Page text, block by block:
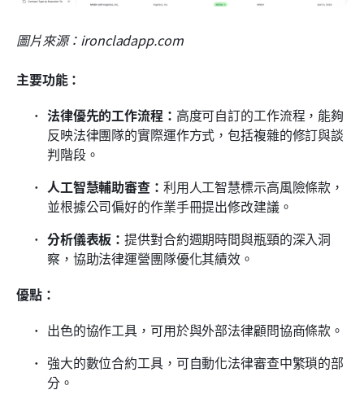
圖片來源：ironcladapp.com
主要功能：
法律優先的工作流程： 高度可自訂的工作流程，能夠
反映法律團隊的實際運作方式，包括複雜的修訂與談
判階段。
人工智慧輔助審查： 利用人工智慧標示高風險條款，
並根據公司偏好的作業手冊提出修改建議。
分析儀表板：提供對合約週期時間與瓶頸的深入洞
察，協助法律運營團隊優化其績效。
優點：
出色的協作工具，可用於與外部法律顧問協商條款。
強大的數位合約工具，可自動化法律審查中繁瑣的部
分。